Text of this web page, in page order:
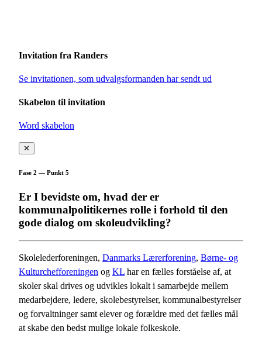
Invitation fra Randers
Se invitationen, som udvalgsformanden har sendt ud
Skabelon til invitation
Word skabelon
✕
Fase 2 — Punkt 5
Er I bevidste om, hvad der er
kommunalpolitikernes rolle i forhold til den
gode dialog om skoleudvikling?
Skolelederforeningen, Danmarks Lærerforening, Børne- og
Kulturchefforeningen og KL har en fælles forståelse af, at
skoler skal drives og udvikles lokalt i samarbejde mellem
medarbejdere, ledere, skolebestyrelser, kommunalbestyrelser
og forvaltninger samt elever og forældre med det fælles mål
at skabe den bedst mulige lokale folkeskole.